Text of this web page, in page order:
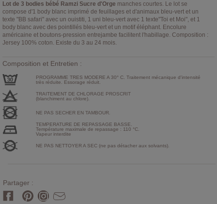
Lot de 3 bodies bébé Ramzi Sucre d'Orge manches courtes. Le lot se
compose d'1 body blanc imprimé de feuillages et d'animaux bleu-vert et un
texte "BB safari" avec un ouistiti, 1 uni bleu-vert avec 1 texte"Toi et Moi", et 1
body blanc avec des pointillés bleu-vert et un motif éléphant. Encolure
américaine et boutons-pression entrejambe facilitent l'habillage. Composition :
Jersey 100% coton. Existe du 3 au 24 mois.
Composition et Entretien :
PROGRAMME TRES MODERE A 30° C. Traitement mécanique d'intensité
très réduite. Essorage réduit.
TRAITEMENT DE CHLORAGE PROSCRIT
(blanchiment au chlore).
NE PAS SECHER EN TAMBOUR.
TEMPERATURE DE REPASSAGE BASSE.
Température maximale de repassage : 110 °C.
Vapeur interdite
NE PAS NETTOYER A SEC (ne pas détacher aux solvants).
Partager :